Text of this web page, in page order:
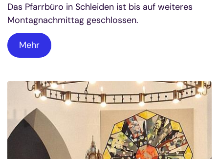
Das Pfarrbüro in Schleiden ist bis auf weiteres
Montagnachmittag geschlossen.
Mehr